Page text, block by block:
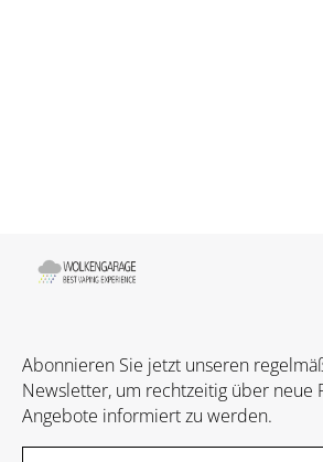
Abonnieren Sie jetzt unseren
Newsletter, um rechtzeitig über neue
Angebote informiert zu werden.